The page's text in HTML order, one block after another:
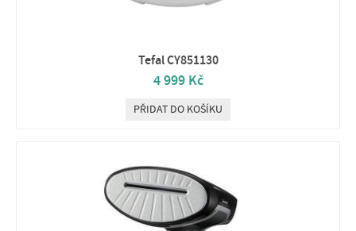
Tefal CY851130
4 999 Kč
PŘIDAT DO KOŠÍKU